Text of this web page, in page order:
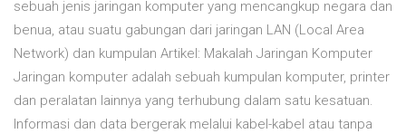
sebuah jenis jaringan komputer yang mencangkup negara dan
benua, atau suatu gabungan dari jaringan LAN (Local Area
Network) dan kumpulan Artikel: Makalah Jaringan Komputer
Jaringan komputer adalah sebuah kumpulan komputer, printer
dan peralatan lainnya yang terhubung dalam satu kesatuan.
Informasi dan data bergerak melalui kabel-kabel atau tanpa